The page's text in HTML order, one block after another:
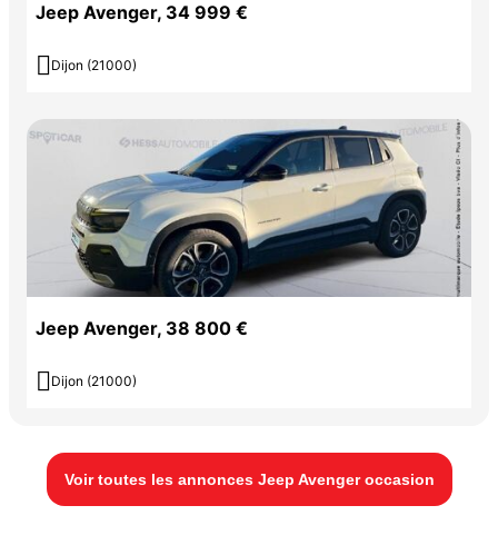
Jeep Avenger, 34 999 €
 Dijon (21000)
Jeep Avenger, 38 800 €
 Dijon (21000)
Voir toutes les annonces Jeep Avenger occasion